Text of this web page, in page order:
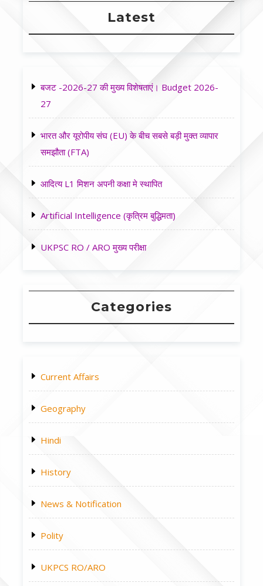
Latest
बजट -2026-27 की मुख्य विशेषताएं। Budget 2026-
27
भारत और यूरोपीय संघ (EU) के बीच सबसे बड़ी मुक्त व्यापार
समझौता (FTA)
आदित्य L1 मिशन अपनी कक्षा मे स्थापित
Artificial Intelligence (कृत्रिम बुद्धिमता)
UKPSC RO / ARO मुख्य परीक्षा
Categories
Current Affairs
Geography
Hindi
History
News & Notification
Polity
UKPCS RO/ARO